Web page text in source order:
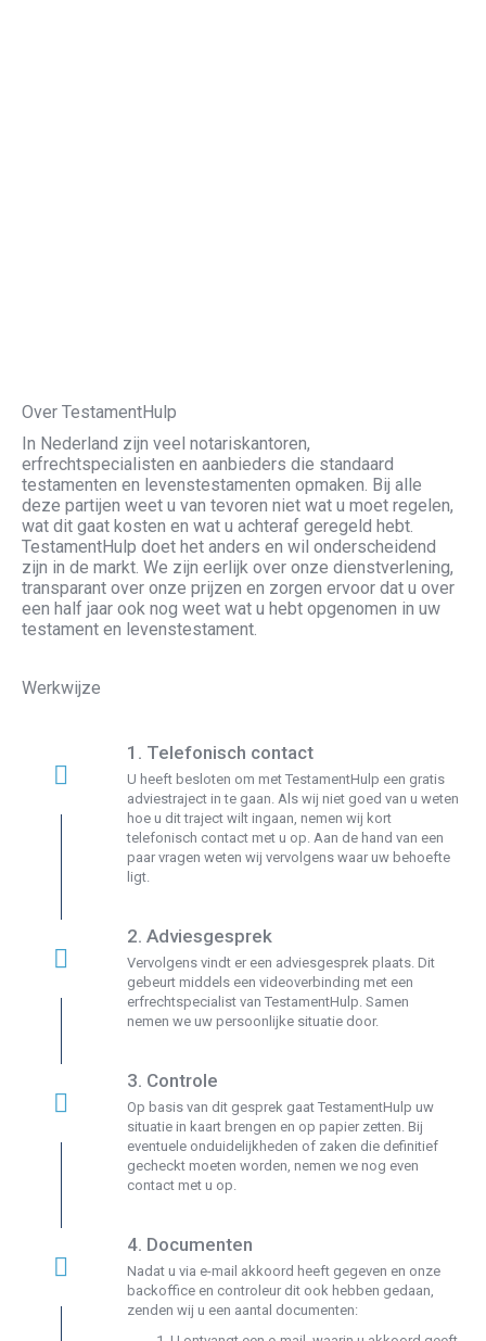
Over TestamentHulp
In Nederland zijn veel notariskantoren,
erfrechtspecialisten en aanbieders die standaard
testamenten en levenstestamenten opmaken. Bij alle
deze partijen weet u van tevoren niet wat u moet regelen,
wat dit gaat kosten en wat u achteraf geregeld hebt.
TestamentHulp doet het anders en wil onderscheidend
zijn in de markt. We zijn eerlijk over onze dienstverlening,
transparant over onze prijzen en zorgen ervoor dat u over
een half jaar ook nog weet wat u hebt opgenomen in uw
testament en levenstestament.
Werkwijze
1. Telefonisch contact
U heeft besloten om met TestamentHulp een gratis
adviestraject in te gaan. Als wij niet goed van u weten
hoe u dit traject wilt ingaan, nemen wij kort
telefonisch contact met u op. Aan de hand van een
paar vragen weten wij vervolgens waar uw behoefte
ligt.
2. Adviesgesprek
Vervolgens vindt er een adviesgesprek plaats. Dit
gebeurt middels een videoverbinding met een
erfrechtspecialist van TestamentHulp. Samen
nemen we uw persoonlijke situatie door.
3. Controle
Op basis van dit gesprek gaat TestamentHulp uw
situatie in kaart brengen en op papier zetten. Bij
eventuele onduidelijkheden of zaken die definitief
gecheckt moeten worden, nemen we nog even
contact met u op.
4. Documenten
Nadat u via e-mail akkoord heeft gegeven en onze
backoffice en controleur dit ook hebben gedaan,
zenden wij u een aantal documenten: